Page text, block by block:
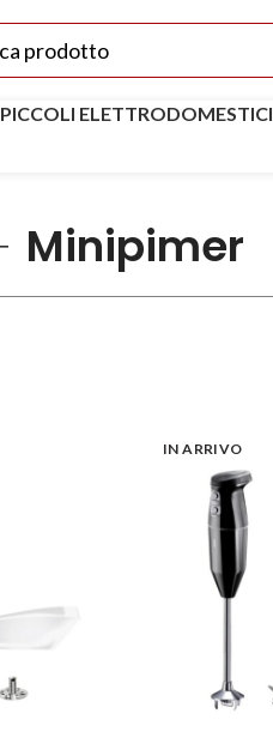
PICCOLI ELETTRODOMESTICI
Minipimer
IN ARRIVO